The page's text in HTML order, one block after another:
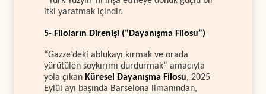
itki yaratmak içindir.
5- Filoların Direnişi (“Dayanışma Filosu”)
“Gazze’deki ablukayı kırmak ve orada
yürütülen soykırımı durdurmak” amacıyla
yola çıkan Küresel Dayanışma Filosu, 2025
Eylül ayı başında Barselona limanından,